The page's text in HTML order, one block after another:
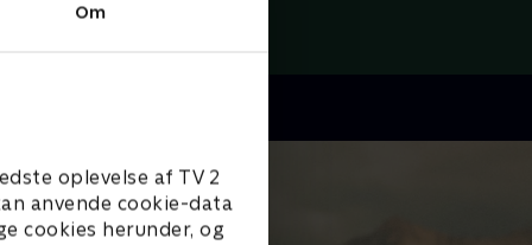
Om
oplevelse af TV 2
anvende cookie-data
cookies herunder, og